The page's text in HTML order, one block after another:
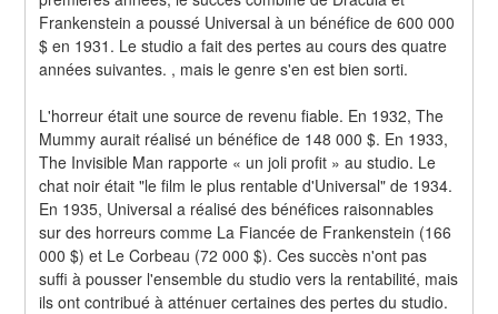
Frankenstein a poussé Universal à un bénéfice de 600 000
$ en 1931. Le studio a fait des pertes au cours des quatre
années suivantes. , mais le genre s'en est bien sorti.
L'horreur était une source de revenu fiable. En 1932, The
Mummy aurait réalisé un bénéfice de 148 000 $. En 1933,
The Invisible Man rapporte « un joli profit » au studio. Le
chat noir était "le film le plus rentable d'Universal" de 1934.
En 1935, Universal a réalisé des bénéfices raisonnables
sur des horreurs comme La Fiancée de Frankenstein (166
000 $) et Le Corbeau (72 000 $). Ces succès n'ont pas
suffi à pousser l'ensemble du studio vers la rentabilité, mais
ils ont contribué à atténuer certaines des pertes du studio.